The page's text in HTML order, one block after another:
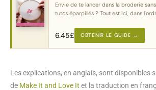
Envie de te lancer dans la broderie
tutos éparpillés ? Tout est ici, dans
6.45£ OBTENIR LE GUIDE →
Les explications, en anglais, sont disponibles
de Make It and Love It et la traduction en